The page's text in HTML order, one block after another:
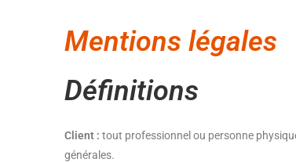
Mentions légales
Définitions
Client : tout professionnel ou personne
générales.